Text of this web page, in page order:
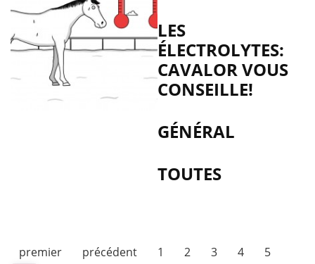
LES
ÉLECTROLYTES:
CAVALOR VOUS
CONSEILLE!
GÉNÉRAL
TOUTES
premier précédent 1 2 3 4
5